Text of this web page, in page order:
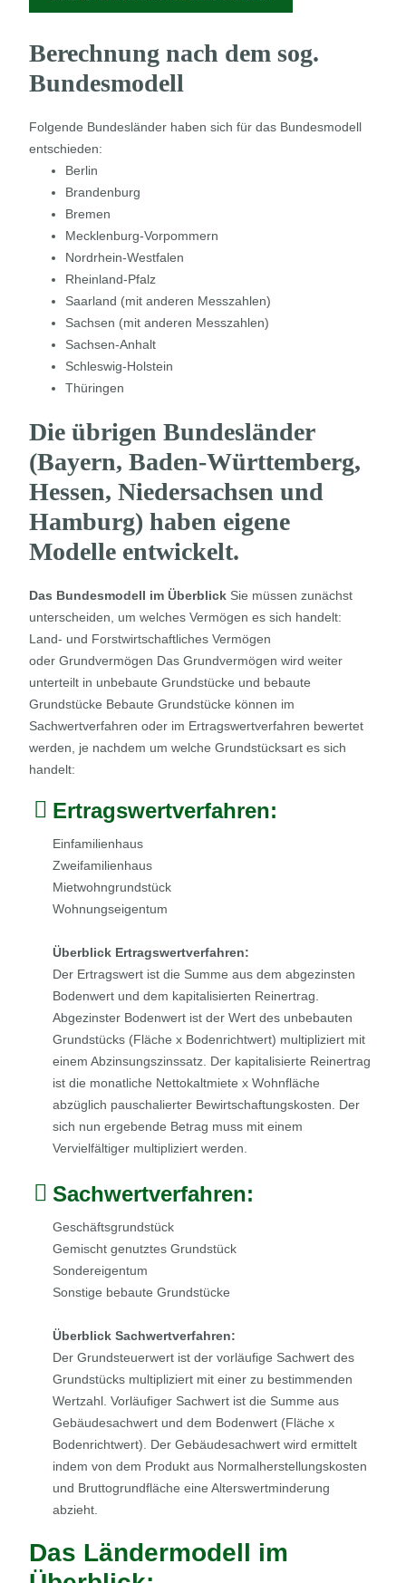
Berechnung nach dem sog.
Bundesmodell
Folgende Bundesländer haben sich für das Bundesmodell
entschieden:
Berlin
Brandenburg
Bremen
Mecklenburg-Vorpommern
Nordrhein-Westfalen
Rheinland-Pfalz
Saarland (mit anderen Messzahlen)
Sachsen (mit anderen Messzahlen)
Sachsen-Anhalt
Schleswig-Holstein
Thüringen
Die übrigen Bundesländer
(Bayern, Baden-Württemberg,
Hessen, Niedersachsen und
Hamburg) haben eigene
Modelle entwickelt.
Das Bundesmodell im Überblick
unterscheiden, um welches Vermögen es sich handelt:
Land- und Forstwirtschaftliches Vermögen
oder Grundvermögen Das Grundvermögen wird weiter
unterteilt in unbebaute Grundstücke und bebaute
Grundstücke Bebaute Grundstücke können im
Sachwertverfahren oder im Ertragswertverfahren bewertet
werden, je nachdem um welche Grundstücksart es sich
handelt:
Ertragswertverfahren:
Einfamilienhaus
Zweifamilienhaus
Mietwohngrundstück
Wohnungseigentum
Überblick Ertragswertverfahren:
Der Ertragswert ist die Summe aus dem abgezinsten
Bodenwert und dem kapitalisierten Reinertrag.
Abgezinster Bodenwert ist der Wert des unbebauten
Grundstücks (Fläche x Bodenrichtwert) multipliziert mit
einem Abzinsungszinssatz. Der kapitalisierte Reinertrag
ist die monatliche Nettokaltmiete x Wohnfläche
abzüglich pauschalierter Bewirtschaftungskosten. Der
sich nun ergebende Betrag muss mit einem
Vervielfältiger multipliziert werden.
Sachwertverfahren:
Geschäftsgrundstück
Gemischt genutztes Grundstück
Sondereigentum
Sonstige bebaute Grundstücke
Überblick Sachwertverfahren:
Der Grundsteuerwert ist der vorläufige Sachwert des
Grundstücks multipliziert mit einer zu bestimmenden
Wertzahl. Vorläufiger Sachwert ist die Summe aus
Gebäudesachwert und dem Bodenwert (Fläche x
Bodenrichtwert). Der Gebäudesachwert wird ermittelt
indem von dem Produkt aus Normalherstellungskosten
und Bruttogrundfläche eine Alterswertminderung
abzieht.
Das Ländermodell im